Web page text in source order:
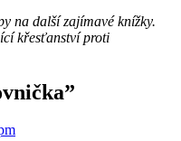
na další zajímavé knížky.
křesťanství proti
”